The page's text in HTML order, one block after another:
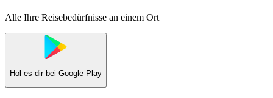
Alle Ihre Reisebedürfnisse an einem Ort
Hol es dir bei Google Play